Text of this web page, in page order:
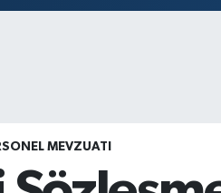
MEVZUATI